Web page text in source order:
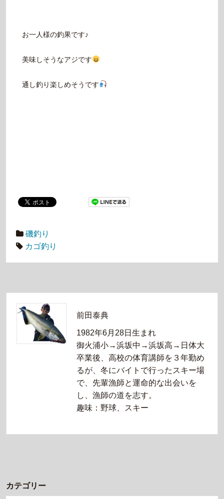
お一人様の釣果です♪
美味しそうなアジです
通し釣り楽しめそうです
磯釣り
カゴ釣り
前田泰典
1982年6月28日生まれ
御火浦小→浜坂中→浜坂高→日体大
卒業後、高校の体育講師を３年勤め
るが、冬にバイトで行ったスキー場
で、先輩漁師と運命的な出会いを
し、漁師の道を志す。
趣味：野球、スキー
カテゴリー